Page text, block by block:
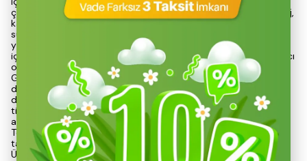
çözümüdür. 45 litre geniş iç hacmi sayesinde kamp, piknik, plaj,
karavan, tekne ve uzun yolculuklarda kullanım için ideal bir alan
sunar. Termoelektrik soğutma teknolojisi, ortam sıcaklığının
yaklaşık 14–18°C altına kadar etkili serinlik sağlayarak
içeceklerin ve gıdaların daha uzun süre taze kalmasına yardımcı
olur.
Güçlü PU köpük izolasyon sistemi, iç sıcaklığın korunmasını
desteklerken enerji verimliliğini artırır. 12V ve 24V araç bağlantı
desteği sayesinde otomobil, karavan, minibüs ve çeşitli araç
tipleriyle uyumlu çalışarak seyahatlerde kesintisiz kullanım
avantajı sunar.
Tekerlekli ve çekçekli ergonomik tasarımı sayesinde kolay
taşınabilen Kiwi KIM-4754, mobil kullanım konforunu artırır.
Üzerin